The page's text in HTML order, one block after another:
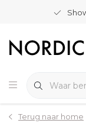
Terug naar home